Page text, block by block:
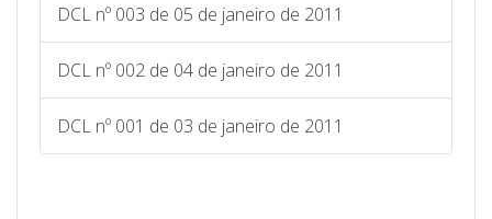
DCL nº 003 de 05 de janeiro de 2011
DCL nº 002 de 04 de janeiro de 2011
DCL nº 001 de 03 de janeiro de 2011